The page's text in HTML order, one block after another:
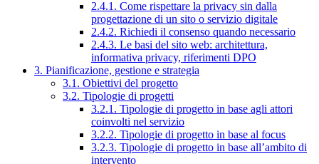
2.4.1. Come rispettare la privacy sin dalla
progettazione di un sito o servizio digitale
2.4.2. Richiedi il consenso quando necessario
2.4.3. Le basi del sito web: architettura,
informativa privacy, riferimenti DPO
3. Pianificazione, gestione e strategia
3.1. Obiettivi del progetto
3.2. Tipologie di progetti
3.2.1. Tipologie di progetto in base agli attori
coinvolti nel servizio
3.2.2. Tipologie di progetto in base al focus
3.2.3. Tipologie di progetto in base all’ambito di
intervento